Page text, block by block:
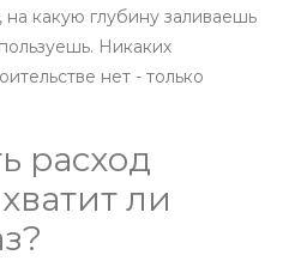
какую глубину заливаешь
Никаких
нет - только
расход
ли